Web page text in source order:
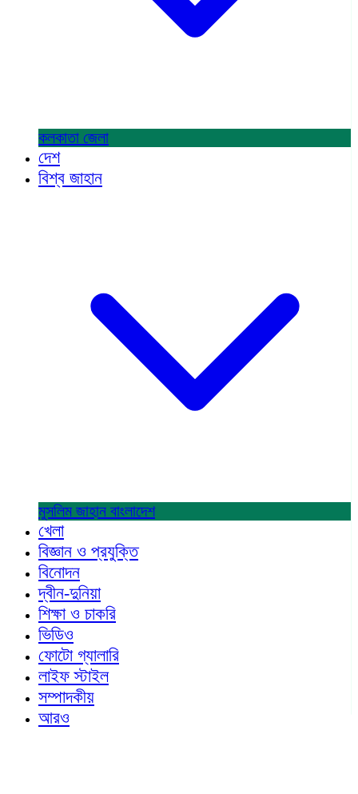
কলকাতা জেলা
দেশ
বিশ্ব জাহান
মুসলিম জাহান বাংলাদেশ
খেলা
বিজ্ঞান ও প্রযুক্তি
বিনোদন
দ্বীন-দুনিয়া
শিক্ষা ও চাকরি
ভিডিও
ফোটো গ্যালারি
লাইফ স্টাইল
সম্পাদকীয়
আরও